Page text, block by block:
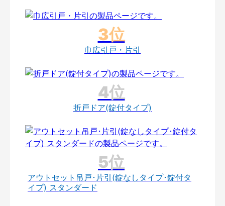
巾広引戸・片引
折戸ドア(錠付タイプ)
アウトセット吊戸･片引(錠なしタイプ･錠付タ
イプ) スタンダード